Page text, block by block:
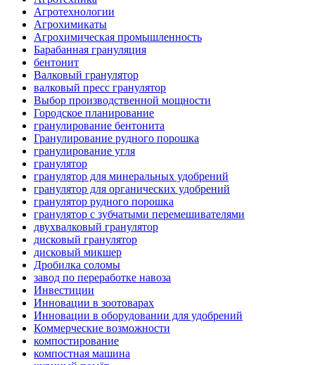
Агротехнологии
Агрохимикаты
Агрохимическая промышленность
Барабанная грануляция
бентонит
Валковый гранулятор
валковый пресс гранулятор
Выбор производственной мощности
Городское планирование
гранулирование бентонита
Гранулирование рудного порошка
гранулирование угля
гранулятор
гранулятор для минеральных удобрений
гранулятор для органических удобрений
гранулятор рудного порошка
гранулятор с зубчатыми перемешивателями
двухвалковый гранулятор
дисковый гранулятор
дисковый микшер
Дробилка соломы
завод по переработке навоза
Инвестиции
Инновации в зоотоварах
Инновации в оборудовании для удобрений
Коммерческие возможности
компостирование
компостная машина